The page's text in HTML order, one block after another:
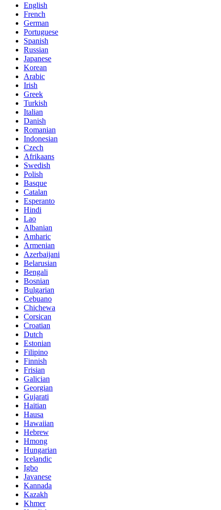
English
French
German
Portuguese
Spanish
Russian
Japanese
Korean
Arabic
Irish
Greek
Turkish
Italian
Danish
Romanian
Indonesian
Czech
Afrikaans
Swedish
Polish
Basque
Catalan
Esperanto
Hindi
Lao
Albanian
Amharic
Armenian
Azerbaijani
Belarusian
Bengali
Bosnian
Bulgarian
Cebuano
Chichewa
Corsican
Croatian
Dutch
Estonian
Filipino
Finnish
Frisian
Galician
Georgian
Gujarati
Haitian
Hausa
Hawaiian
Hebrew
Hmong
Hungarian
Icelandic
Igbo
Javanese
Kannada
Kazakh
Khmer